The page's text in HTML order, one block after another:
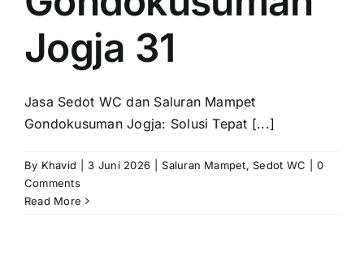
Jogja 31
Jasa Sedot WC dan Saluran Mampet
Gondokusuman Jogja: Solusi Tepat [...]
By Khavid 3 Juni 2026 Saluran Mampet,Sedot WC
0
Comments
Read More